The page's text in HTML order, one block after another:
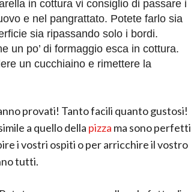
in cottura vi consiglio di passare i
e nel pangrattato. Potete farlo sia
sia ripassando solo i bordi.
un po’ di formaggio esca in cottura.
un cucchiaino e rimettere la
provati! Tanto facili quanto gustosi!
a quello della pizza ma sono perfetti
i vostri ospiti o per arricchire il vostro
tutti.